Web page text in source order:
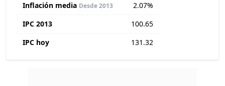
Inflación media Desde 2013
2.07%
IPC 2013
100.65
IPC hoy
131.32